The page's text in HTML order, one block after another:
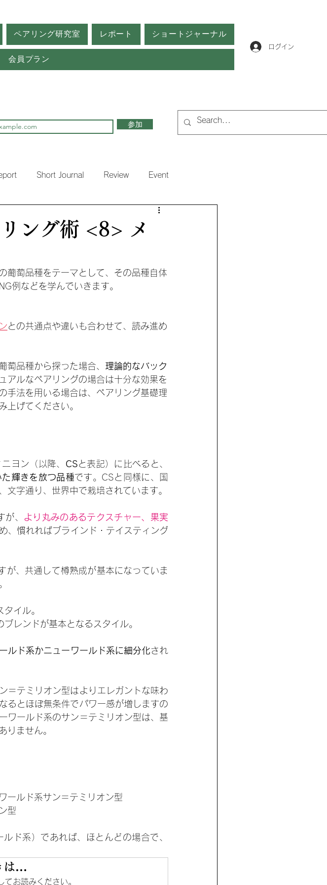
ペアリング研究室 レポート ショートジャーナル
会員プラン
ログイン
参加
Short Journal Review Event
ング術 <8> メ
葡萄品種をテーマとして、その品種自体
例などを学んでいきます。
との共通点や違いも合わせて、読み進め
萄品種から探った場合、 理論的なバック
アルなペアリングの場合は十分な効果を
手法を用いる場合は、ペアリング基礎理
上げてください。
ヨン（以降、 CSと表記）に比べると、
輝きを放つ品種です。CSと同様に、国
文字通り、世界中で栽培されています。
が、 より丸みのあるテクスチャー、果実
、慣れればブラインド・テイスティング
が、共通して樽熟成が基本になっていま
イル。
ブレンドが基本となるスタイル。
ルド系かニューワールド系に細分化され
＝テミリオン型はよりエレガントな味わ
るとほぼ無条件でパワー感が増しますの
ワールド系のサン＝テミリオン型は、基
りません。
ールド系サン＝テミリオン型
型
ド系）であれば、ほとんどの場合で、
は…
お読みください。